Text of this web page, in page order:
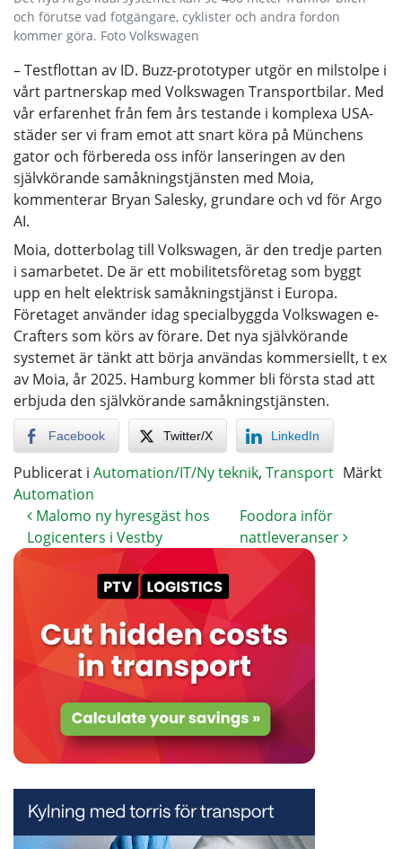
och förutse vad fotgängare, cyklister och andra fordon
kommer göra. Foto Volkswagen
– Testflottan av ID. Buzz-prototyper utgör en milstolpe i
vårt partnerskap med Volkswagen Transportbilar. Med
vår erfarenhet från fem års testande i komplexa USA-
städer ser vi fram emot att snart köra på Münchens
gator och förbereda oss inför lanseringen av den
självkörande samåkningstjänsten med Moia,
kommenterar Bryan Salesky, grundare och vd för Argo
AI.
Moia, dotterbolag till Volkswagen, är den tredje parten
i samarbetet. De är ett mobilitetsföretag som byggt
upp en helt elektrisk samåkningstjänst i Europa.
Företaget använder idag specialbyggda Volkswagen e-
Crafters som körs av förare. Det nya självkörande
systemet är tänkt att börja användas kommersiellt, t ex
av Moia, år 2025. Hamburg kommer bli första stad att
erbjuda den självkörande samåkningstjänsten.
Facebook Twitter/X LinkedIn
Publicerat i Automation/IT/Ny teknik, Transport Märkt
Automation
Malomo ny hyresgäst hos
Logicenters i Vestby
Foodora inför
nattleveranser